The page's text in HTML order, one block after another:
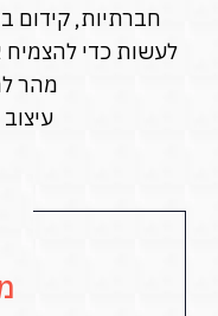
חברתיות, קידום
לעשות כדי להצמיח
מהר